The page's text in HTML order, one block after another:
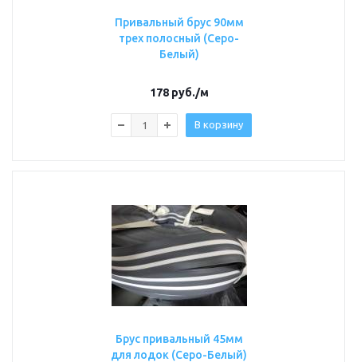
Привальный брус 90мм
трех полосный (Серо-
Белый)
178руб./м
В корзину
Брус привальный 45мм
для лодок (Серо-Белый)